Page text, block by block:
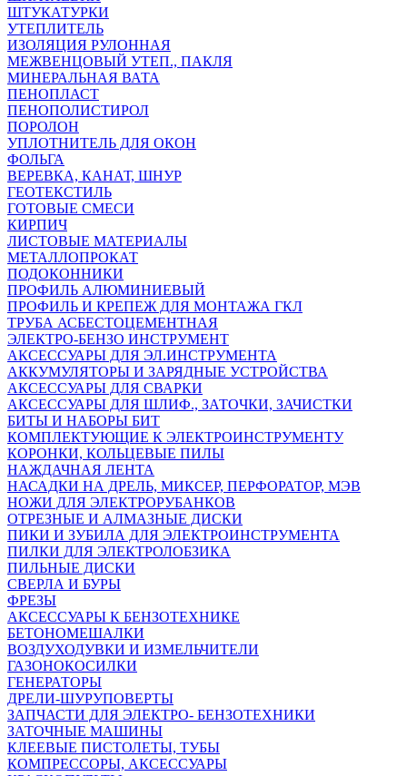
ШТУКАТУРКИ
УТЕПЛИТЕЛЬ
ИЗОЛЯЦИЯ РУЛОННАЯ
МЕЖВЕНЦОВЫЙ УТЕП., ПАКЛЯ
МИНЕРАЛЬНАЯ ВАТА
ПЕНОПЛАСТ
ПЕНОПОЛИСТИРОЛ
ПОРОЛОН
УПЛОТНИТЕЛЬ ДЛЯ ОКОН
ФОЛЬГА
ВЕРЕВКА, КАНАТ, ШНУР
ГЕОТЕКСТИЛЬ
ГОТОВЫЕ СМЕСИ
КИРПИЧ
ЛИСТОВЫЕ МАТЕРИАЛЫ
МЕТАЛЛОПРОКАТ
ПОДОКОННИКИ
ПРОФИЛЬ АЛЮМИНИЕВЫЙ
ПРОФИЛЬ И КРЕПЕЖ ДЛЯ МОНТАЖА ГКЛ
ТРУБА АСБЕСТОЦЕМЕНТНАЯ
ЭЛЕКТРО-БЕНЗО ИНСТРУМЕНТ
АКСЕССУАРЫ ДЛЯ ЭЛ.ИНСТРУМЕНТА
АККУМУЛЯТОРЫ И ЗАРЯДНЫЕ УСТРОЙСТВА
АКСЕССУАРЫ ДЛЯ СВАРКИ
АКСЕССУАРЫ ДЛЯ ШЛИФ., ЗАТОЧКИ, ЗАЧИСТКИ
БИТЫ И НАБОРЫ БИТ
КОМПЛЕКТУЮЩИЕ К ЭЛЕКТРОИНСТРУМЕНТУ
КОРОНКИ, КОЛЬЦЕВЫЕ ПИЛЫ
НАЖДАЧНАЯ ЛЕНТА
НАСАДКИ НА ДРЕЛЬ, МИКСЕР, ПЕРФОРАТОР, МЭВ
НОЖИ ДЛЯ ЭЛЕКТРОРУБАНКОВ
ОТРЕЗНЫЕ И АЛМАЗНЫЕ ДИСКИ
ПИКИ И ЗУБИЛА ДЛЯ ЭЛЕКТРОИНСТРУМЕНТА
ПИЛКИ ДЛЯ ЭЛЕКТРОЛОБЗИКА
ПИЛЬНЫЕ ДИСКИ
СВЕРЛА И БУРЫ
ФРЕЗЫ
АКСЕССУАРЫ К БЕНЗОТЕХНИКЕ
БЕТОНОМЕШАЛКИ
ВОЗДУХОДУВКИ И ИЗМЕЛЬЧИТЕЛИ
ГАЗОНОКОСИЛКИ
ГЕНЕРАТОРЫ
ДРЕЛИ-ШУРУПОВЕРТЫ
ЗАПЧАСТИ ДЛЯ ЭЛЕКТРО- БЕНЗОТЕХНИКИ
ЗАТОЧНЫЕ МАШИНЫ
КЛЕЕВЫЕ ПИСТОЛЕТЫ, ТУБЫ
КОМПРЕССОРЫ, АКСЕССУАРЫ